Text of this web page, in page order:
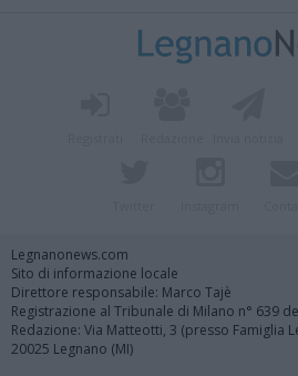
Legnanonews.com
Sito di informazione locale
Direttore responsabile: Marco Tajè
Registrazione al Tribunale di Milano n° 639
Redazione: Via Matteotti, 3 (presso Famiglia
20025 Legnano (MI)